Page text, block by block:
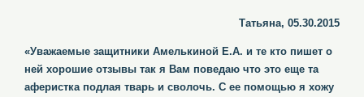
Татьяна, 05.30.2015
«Уважаемые защитники Амелькиной Е.А. и те кто пишет о
ней хорошие отзывы так я Вам поведаю что это еще та
аферистка подлая тварь и сволочь. С ее помощью я хожу